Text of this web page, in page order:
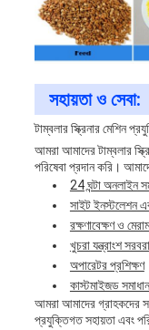
সহায়তা ও সেবা:
টাম্বলার স্ক্রিনার মেশিন
আমরা আমাদের টাম্বলার
পরিষেবা প্রদান করি।
24 ঘন্টা অনলাইন
সাইট ইনস্টলেশন
রক্ষণাবেক্ষণ ও
খুচরা যন্ত্রাংশ
অপারেটর প্রশিক্ষণ
কাস্টমাইজড সমাধান
আমরা আমাদের গ্রাহকদের
প্রযুক্তিগত সহায়তা এবং